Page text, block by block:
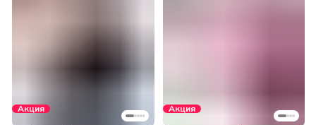
Акция Акция